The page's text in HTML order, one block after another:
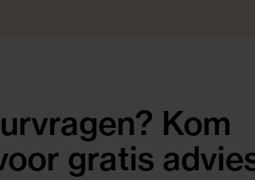
Kom
gratis